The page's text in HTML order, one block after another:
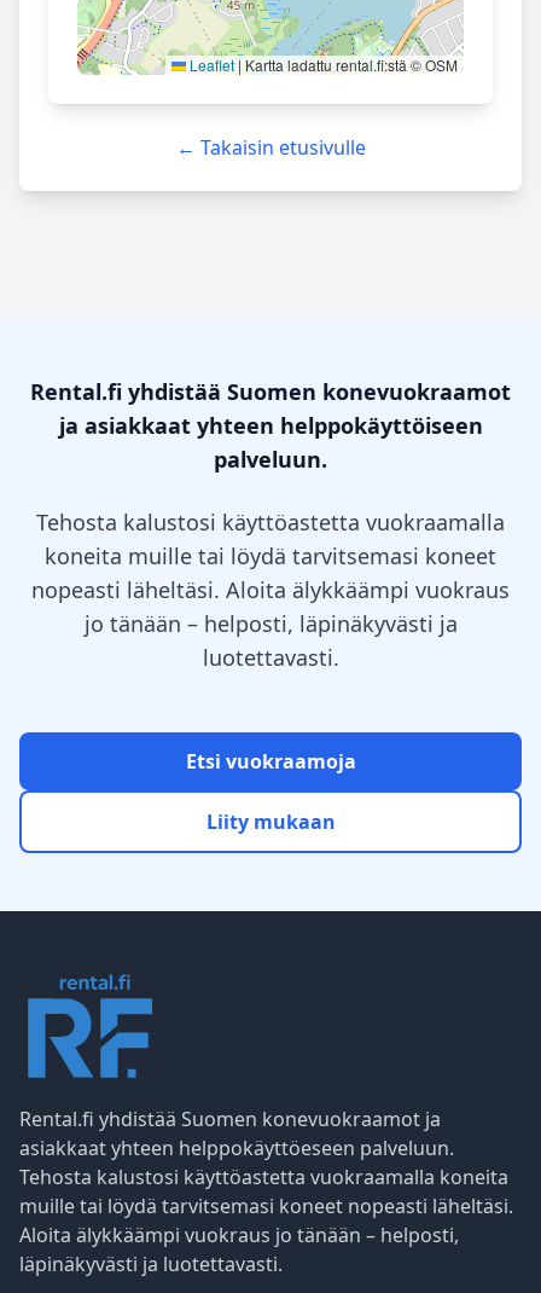
Leaflet | Kartta ladattu rental.fi:stä © OSM
← Takaisin etusivulle
Rental.fi yhdistää Suomen konevuokraamot
ja asiakkaat yhteen helppokäyttöiseen
palveluun.
Tehosta kalustosi käyttöastetta vuokraamalla
koneita muille tai löydä tarvitsemasi koneet
nopeasti läheltäsi. Aloita älykkäämpi vuokraus
jo tänään – helposti, läpinäkyvästi ja
luotettavasti.
Etsi vuokraamoja
Liity mukaan
Rental.fi yhdistää Suomen konevuokraamot ja
asiakkaat yhteen helppokäyttöeseen palveluun.
Tehosta kalustosi käyttöastetta vuokraamalla koneita
muille tai löydä tarvitsemasi koneet nopeasti läheltäsi.
Aloita älykkäämpi vuokraus jo tänään – helposti,
läpinäkyvästi ja luotettavasti.